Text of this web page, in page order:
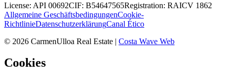
License: API 00692CIF: B54647565Registration: RAICV 1862
Allgemeine GeschäftsbedingungenCookie-
RichtlinieDatenschutzerklärungCanal Ético
© 2026 CarmenUlloa Real Estate | Costa Wave Web
Cookies